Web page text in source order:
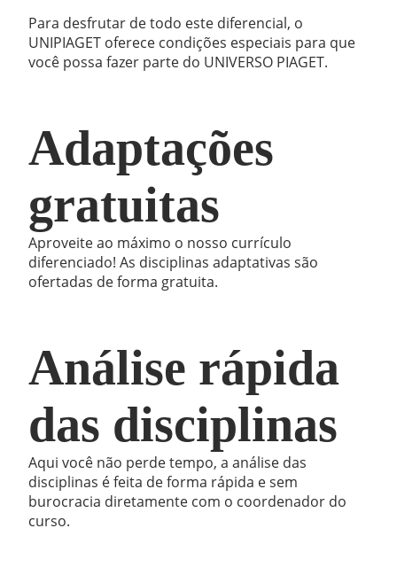
Para desfrutar de todo este diferencial, o
UNIPIAGET oferece condições especiais para que
você possa fazer parte do UNIVERSO PIAGET.
Adaptações
gratuitas
Aproveite ao máximo o nosso currículo
diferenciado! As disciplinas adaptativas são
ofertadas de forma gratuita.
Análise rápida
das disciplinas
Aqui você não perde tempo, a análise das
disciplinas é feita de forma rápida e sem
burocracia diretamente com o coordenador do
curso.